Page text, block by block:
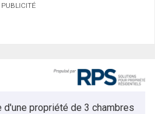
PUBLICITÉ
d'une propriété de 3 chambres